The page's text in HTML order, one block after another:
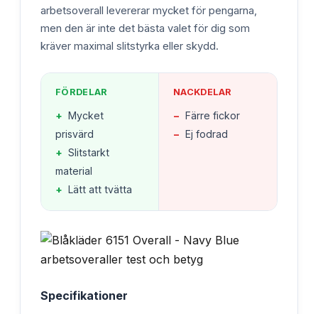
arbetsoverall levererar mycket för pengarna,
men den är inte det bästa valet för dig som
kräver maximal slitstyrka eller skydd.
FÖRDELAR
+ Mycket
prisvärd
+ Slitstarkt
material
+ Lätt att tvätta
NACKDELAR
− Färre fickor
− Ej fodrad
Specifikationer